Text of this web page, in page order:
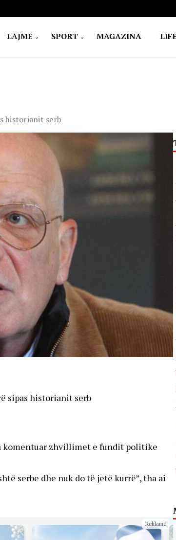
LAJME SPORT MAGAZINA
historianit serb
sipas historianit serb
komentuar zhvillimet e fundit politike
serbe dhe nuk do të jetë kurrë”, tha ai
Reklamë